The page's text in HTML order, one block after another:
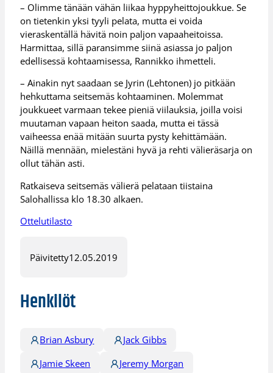
– Olimme tänään vähän liikaa hyppyheittojoukkue. Se
on tietenkin yksi tyyli pelata, mutta ei voida
vieraskentällä hävitä noin paljon vapaaheitoissa.
Harmittaa, sillä paransimme siinä asiassa jo paljon
edellisessä kohtaamisessa, Rannikko ihmetteli.
– Ainakin nyt saadaan se Jyrin (Lehtonen) jo pitkään
hehkuttama seitsemäs kohtaaminen. Molemmat
joukkueet varmaan tekee pieniä viilauksia, joilla voisi
muutaman vapaan heiton saada, mutta ei tässä
vaiheessa enää mitään suurta pysty kehittämään.
Näillä mennään, mielestäni hyvä ja rehti välieräsarja on
ollut tähän asti.
Ratkaiseva seitsemäs välierä pelataan tiistaina
Salohallissa klo 18.30 alkaen.
Ottelutilasto
Päivitetty12.05.2019
Henkilöt
Brian Asbury
Jack Gibbs
Jamie Skeen
Jeremy Morgan